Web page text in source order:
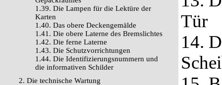
1.39. Die Lampen für die Lektüre der
Karten
1.40. Das obere Deckengemälde
1.41. Die obere Laterne des Bremslichtes
1.42. Die ferne Laterne
1.43. Die Schutzvorrichtungen
1.44. Die Identifizierungsnummern und
die informativen Schilder
2. Die technische Wartung
Tür
14.